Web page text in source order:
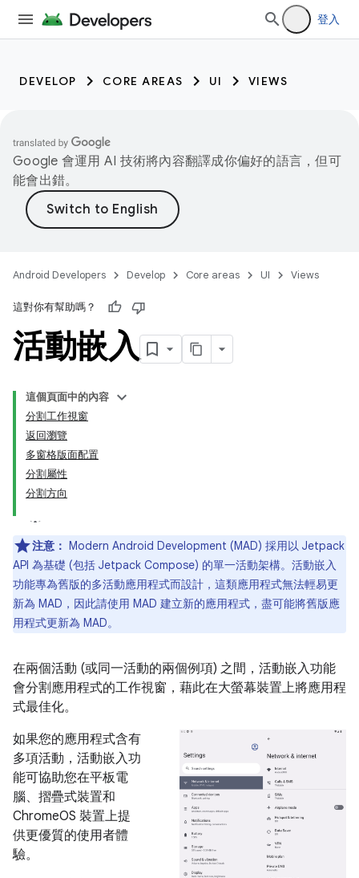
登入
DEVELOP CORE AREAS UI VIEWS
Google 會運用 AI 技術將內容翻譯成你偏好的語言，但可
能會出錯。
Android Developers Develop Core areas UI Views
這對你有幫助嗎？
活動嵌入
這個頁面中的內容
分割工作視窗
返回瀏覽
多窗格版面配置
分割屬性
分割方向
注意： Modern Android Development (MAD) 採用以 Jetpack
API 為基礎 (包括 Jetpack Compose) 的單一活動架構。活動嵌入
功能專為舊版的多活動應用程式而設計，這類應用程式無法輕易更
新為 MAD，因此請使用 MAD 建立新的應用程式，盡可能將舊版應
用程式更新為 MAD。
在兩個活動 (或同一活動的兩個例項) 之間，活動嵌入功能
會分割應用程式的工作視窗，藉此在大螢幕裝置上將應用程
式最佳化。
如果您的應用程式含有
多項活動，活動嵌入功
能可協助您在平板電
腦、摺疊式裝置和
ChromeOS 裝置上提
供更優質的使用者體
驗。